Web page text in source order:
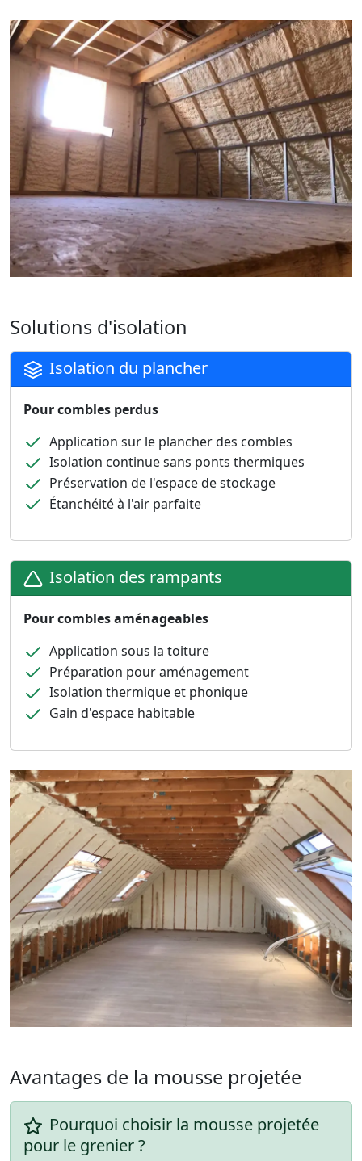
Solutions d'isolation
Isolation du plancher
Pour combles perdus
Application sur le plancher des combles
Isolation continue sans ponts thermiques
Préservation de l'espace de stockage
Étanchéité à l'air parfaite
Isolation des rampants
Pour combles aménageables
Application sous la toiture
Préparation pour aménagement
Isolation thermique et phonique
Gain d'espace habitable
Avantages de la mousse projetée
Pourquoi choisir la mousse projetée
pour le grenier ?